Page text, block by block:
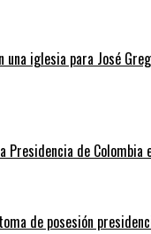
una iglesia para José
Presidencia de Colombia
de posesión